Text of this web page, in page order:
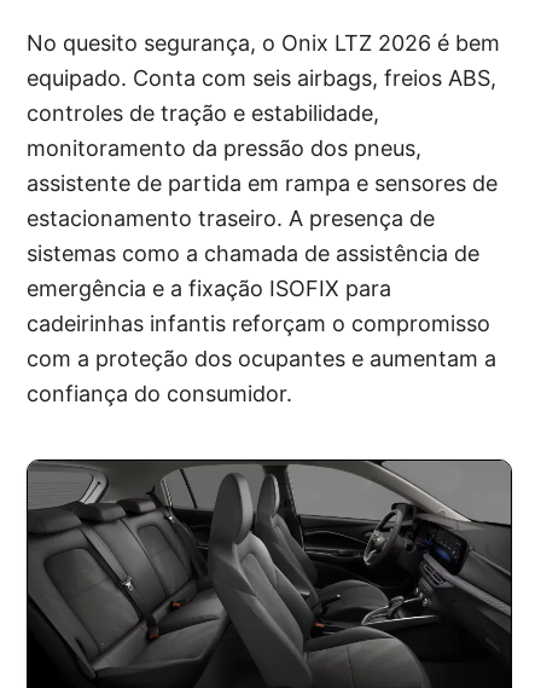
No quesito segurança, o Onix LTZ 2026 é bem
equipado. Conta com seis airbags, freios ABS,
controles de tração e estabilidade,
monitoramento da pressão dos pneus,
assistente de partida em rampa e sensores de
estacionamento traseiro. A presença de
sistemas como a chamada de assistência de
emergência e a fixação ISOFIX para
cadeirinhas infantis reforçam o compromisso
com a proteção dos ocupantes e aumentam a
confiança do consumidor.